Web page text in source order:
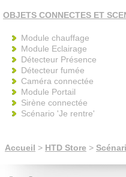
OBJETS CONNECTES ET
Module chauffage
Module Eclairage
Détecteur Présence
Détecteur fumée
Caméra connectée
Module Portail
Sirène connectée
Scénario 'Je rentre'
Accueil > HTD Store >